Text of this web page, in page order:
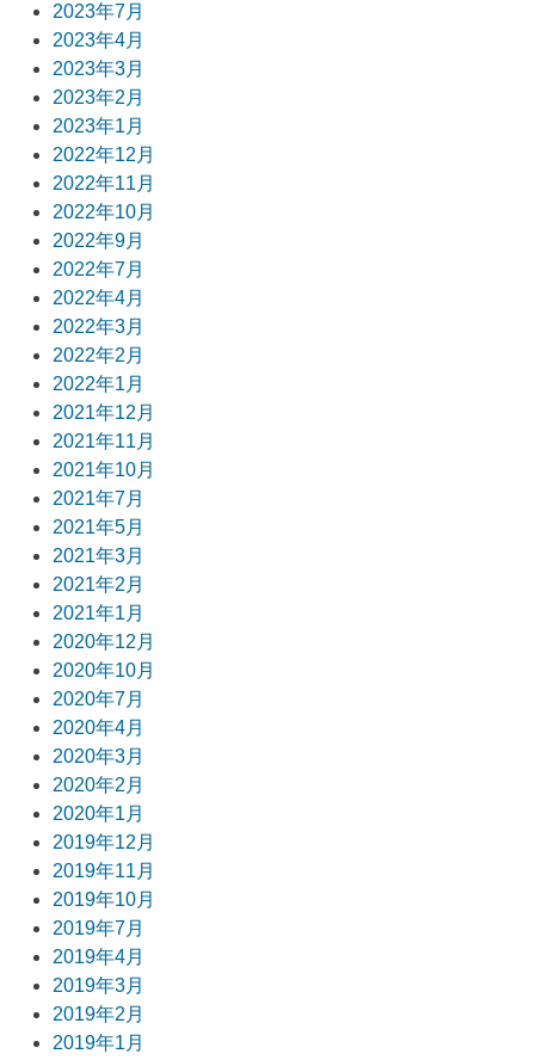
2023年7月
2023年4月
2023年3月
2023年2月
2023年1月
2022年12月
2022年11月
2022年10月
2022年9月
2022年7月
2022年4月
2022年3月
2022年2月
2022年1月
2021年12月
2021年11月
2021年10月
2021年7月
2021年5月
2021年3月
2021年2月
2021年1月
2020年12月
2020年10月
2020年7月
2020年4月
2020年3月
2020年2月
2020年1月
2019年12月
2019年11月
2019年10月
2019年7月
2019年4月
2019年3月
2019年2月
2019年1月